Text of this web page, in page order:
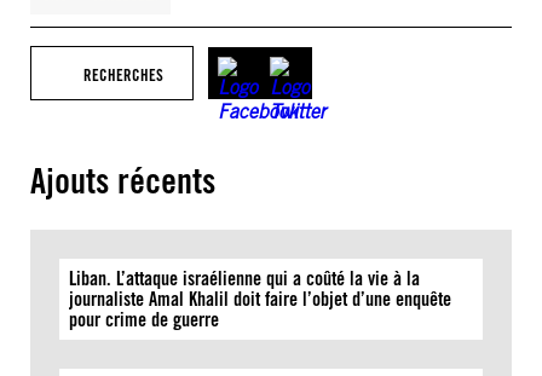
RECHERCHES
Ajouts récents
Liban. L’attaque israélienne qui a coûté la vie à la
journaliste Amal Khalil doit faire l’objet d’une enquête
pour crime de guerre